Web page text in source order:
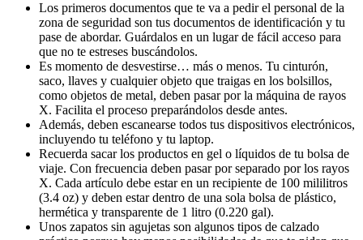
Los primeros documentos que te va a pedir el personal de la
zona de seguridad son tus documentos de identificación y tu
pase de abordar. Guárdalos en un lugar de fácil acceso para
que no te estreses buscándolos.
Es momento de desvestirse… más o menos. Tu cinturón,
saco, llaves y cualquier objeto que traigas en los bolsillos,
como objetos de metal, deben pasar por la máquina de rayos
X. Facilita el proceso preparándolos desde antes.
Además, deben escanearse todos tus dispositivos electrónicos,
incluyendo tu teléfono y tu laptop.
Recuerda sacar los productos en gel o líquidos de tu bolsa de
viaje. Con frecuencia deben pasar por separado por los rayos
X. Cada artículo debe estar en un recipiente de 100 mililitros
(3.4 oz) y deben estar dentro de una sola bolsa de plástico,
hermética y transparente de 1 litro (0.220 gal).
Unos zapatos sin agujetas son algunos tipos de calzado